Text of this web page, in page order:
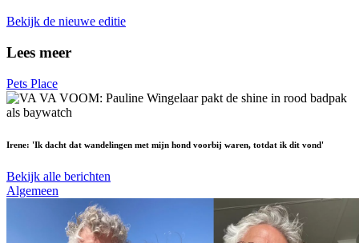
Bekijk de nieuwe editie
Lees meer
Pets Place
Irene: 'Ik dacht dat wandelingen met mijn hond voorbij waren, totdat ik dit vond'
Bekijk alle berichten
Algemeen